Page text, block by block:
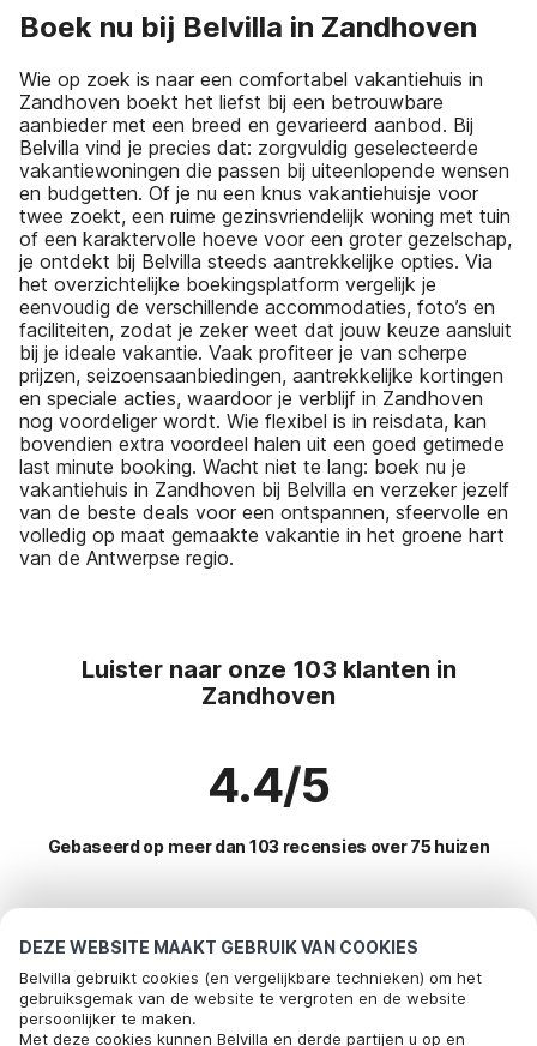
DEZE WEBSITE MAAKT GEBRUIK VAN COOKIES
Belvilla gebruikt cookies (en vergelijkbare technieken) om het
gebruiksgemak van de website te vergroten en de website
persoonlijker te maken.
Met deze cookies kunnen Belvilla en derde partijen u op en
Boek nu bij Belvilla in Zandhoven
Wie op zoek is naar een comfortabel vakantiehuis in
Zandhoven boekt het liefst bij een betrouwbare
aanbieder met een breed en gevarieerd aanbod. Bij
Belvilla vind je precies dat: zorgvuldig geselecteerde
vakantiewoningen die passen bij uiteenlopende wensen
en budgetten. Of je nu een knus vakantiehuisje voor
twee zoekt, een ruime gezinsvriendelijk woning met tuin
of een karaktervolle hoeve voor een groter gezelschap,
je ontdekt bij Belvilla steeds aantrekkelijke opties. Via
het overzichtelijke boekingsplatform vergelijk je
eenvoudig de verschillende accommodaties, foto’s en
faciliteiten, zodat je zeker weet dat jouw keuze aansluit
bij je ideale vakantie. Vaak profiteer je van scherpe
prijzen, seizoensaanbiedingen, aantrekkelijke kortingen
en speciale acties, waardoor je verblijf in Zandhoven
nog voordeliger wordt. Wie flexibel is in reisdata, kan
bovendien extra voordeel halen uit een goed getimede
last minute booking. Wacht niet te lang: boek nu je
vakantiehuis in Zandhoven bij Belvilla en verzeker jezelf
van de beste deals voor een ontspannen, sfeervolle en
volledig op maat gemaakte vakantie in het groene hart
van de Antwerpse regio.
Luister naar onze 103 klanten in
Zandhoven
4.4/5
Gebaseerd op meer dan 103 recensies over 75 huizen
Meest populaire bestemmingen voor
vakantie
Top steden met top voorzieningen voor vakantie
Bel om te boeken